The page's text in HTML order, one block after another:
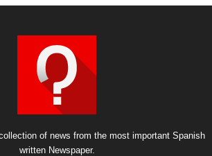
of news from the most important Spanish
written Newspaper.